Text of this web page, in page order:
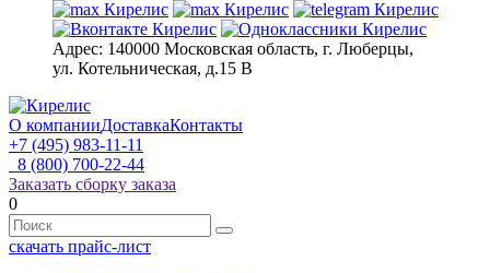
Адрес: 140000 Московская область, г. Люберцы,
ул. Котельническая, д.15 В
О компанииДоставкаКонтакты
+7 (495) 983-11-11
8 (800) 700-22-44
Заказать сборку заказа
0
скачать прайс-лист